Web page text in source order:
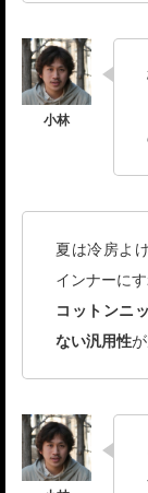
夏は冷房よ
インナーに
コットンニ
ない汎用性